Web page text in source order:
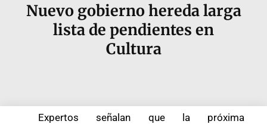
Nuevo gobierno hereda larga
lista de pendientes en
Cultura
Expertos señalan que la próxima